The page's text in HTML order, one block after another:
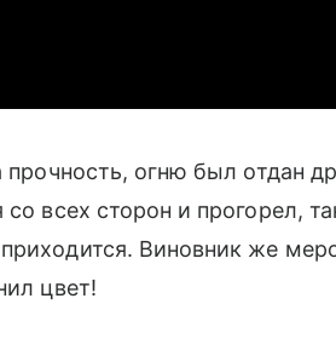
огню был отдан
всех сторон и прогорел,
Виновник же
цвет!